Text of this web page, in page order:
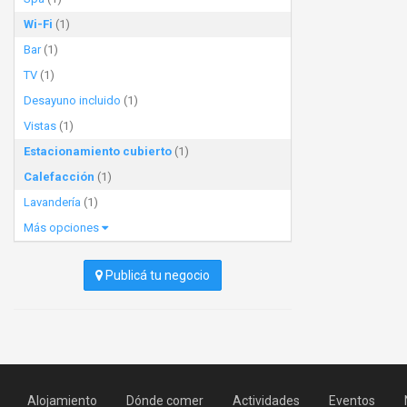
Wi-Fi (1)
Bar(1)
TV (1)
Desayuno incluido (1)
Vistas (1)
Estacionamiento cubierto (1)
Calefacción (1)
Lavandería (1)
Más opciones
Publicá tu negocio
Alojamiento Dónde comer Actividades Eventos